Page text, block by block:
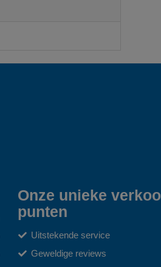
Onze unieke
punten
Uitstekende service
Geweldige reviews